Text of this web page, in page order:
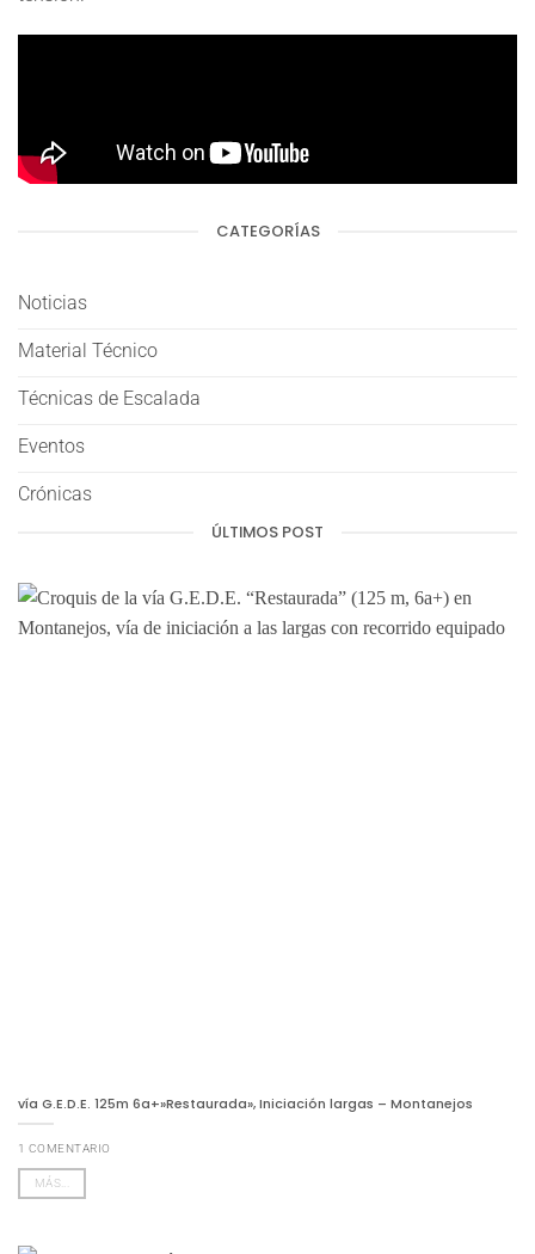
CATEGORÍAS
Noticias
Material Técnico
Técnicas de Escalada
Eventos
Crónicas
ÚLTIMOS POST
vía G.E.D.E. 125m 6a+»Restaurada», Iniciación largas – Montanejos
1 COMENTARIO
MÁS...